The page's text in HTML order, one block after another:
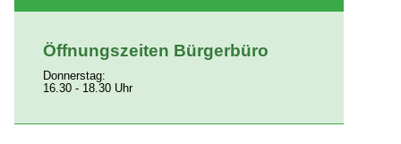
Öffnungszeiten Bürgerbüro
Donnerstag:
16.30 - 18.30 Uhr